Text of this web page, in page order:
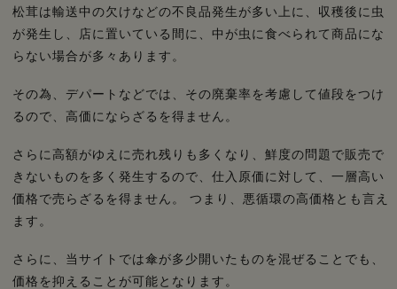
松茸は輸送中の欠けなどの不良品発生が多い上に、収穫後に虫
が発生し、店に置いている間に、中が虫に食べられて商品にな
らない場合が多々あります。
その為、デパートなどでは、その廃棄率を考慮して値段をつけ
るので、高価にならざるを得ません。
さらに高額がゆえに売れ残りも多くなり、鮮度の問題で販売で
きないものを多く発生するので、仕入原価に対して、一層高い
価格で売らざるを得ません。 つまり、悪循環の高価格とも言え
ます。
さらに、当サイトでは傘が多少開いたものを混ぜることでも、
価格を抑えることが可能となります。